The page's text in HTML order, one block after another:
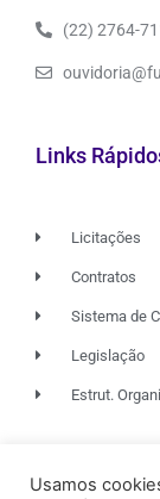
(22) 2764-
Links
Licitações
Contratos
Sistema de
Legislação
Estrut.
©
Usamos